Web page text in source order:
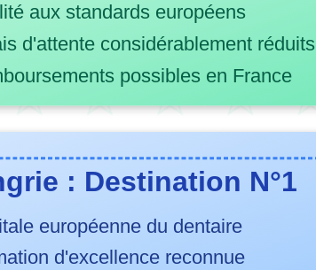
aux standards européens
d'attente considérablement réduits
possibles en France
: Destination N°1
européenne du dentaire
d'excellence reconnue